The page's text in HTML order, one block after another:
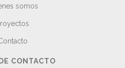
somos
CONTACTO